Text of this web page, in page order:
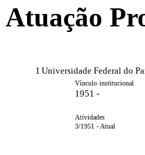
Atuação
1 Universidade Federal do
Vínculo institucional
1951 -
Atividades
3/1951 - Atual